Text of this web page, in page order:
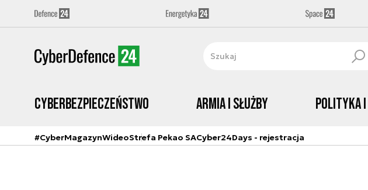
Cyberbezpieczeństwo Armia i Służby Polityka
#CyberMagazynWideoStrefa Pekao SACyber24Days - rejestracja